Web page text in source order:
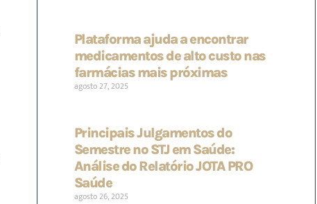
Plataforma ajuda a encontrar
medicamentos de alto custo nas
farmácias mais próximas
agosto 27, 2025
Principais Julgamentos do
Semestre no STJ em Saúde:
Análise do Relatório JOTA PRO
Saúde
agosto 26, 2025